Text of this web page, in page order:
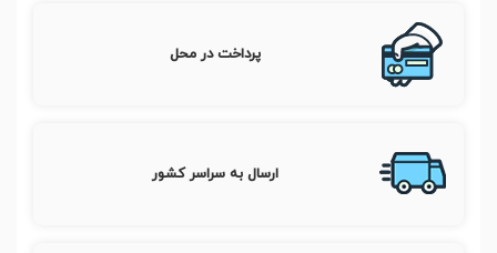
پرداخت در محل
ارسال به سراسر کشور